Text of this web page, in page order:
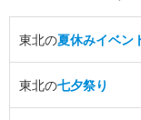
東北の夏休みイベン
東北の七夕祭り